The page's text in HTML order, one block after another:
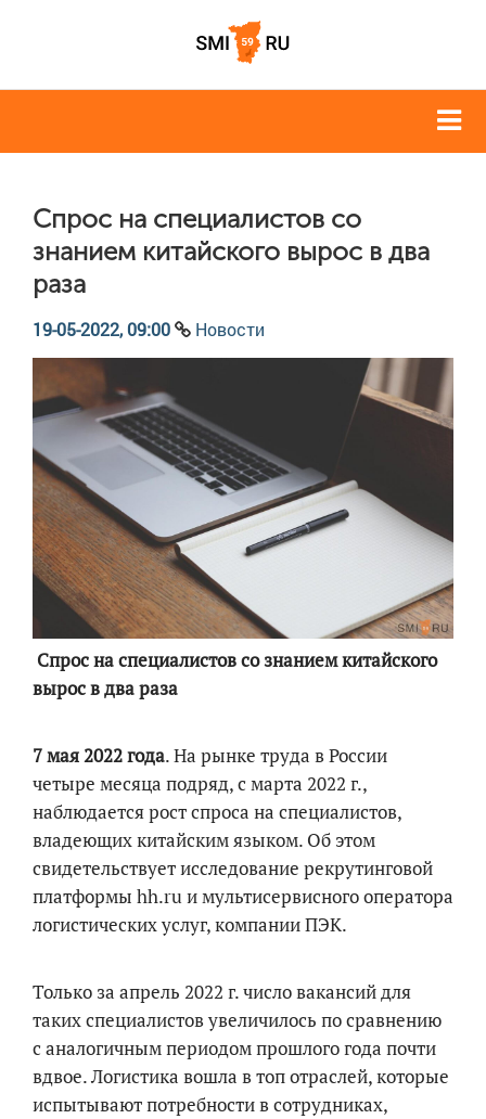
Спрос на специалистов со
знанием китайского вырос в два
раза
19-05-2022, 09:00 Новости
Спрос на специалистов со знанием китайского
вырос в два раза
7 мая 2022 года. На рынке труда в России
четыре месяца подряд, с марта 2022 г.,
наблюдается рост спроса на специалистов,
владеющих китайским языком. Об этом
свидетельствует исследование рекрутинговой
платформы hh.ru и мультисервисного оператора
логистических услуг, компании ПЭК.
Только за апрель 2022 г. число вакансий для
таких специалистов увеличилось по сравнению
с аналогичным периодом прошлого года почти
вдвое. Логистика вошла в топ отраслей, которые
испытывают потребности в сотрудниках,